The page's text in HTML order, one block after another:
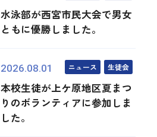
水泳部が西宮市民大会で男女
ともに優勝しました。
2026.08.01 ニュース 生徒会
本校生徒が上ケ原地区夏まつ
りのボランティアに参加しま
した。